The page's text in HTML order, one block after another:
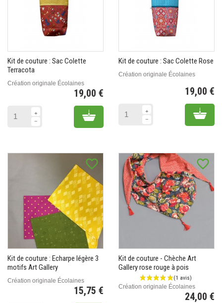
Kit de couture : Sac Colette
Terracota
Création originale Écolaines
19,00 €
Add to cart
Kit de couture : Sac Colette Rose
Création originale Écolaines
19,00 €
Add
favorite_border
Kit de couture : Echarpe légère 3
motifs Art Gallery
Création originale Écolaines
15,75 €
favorite_border
Kit de couture - Chèche Art
Gallery rose rouge à pois
Création originale Écolaines
24,00 €